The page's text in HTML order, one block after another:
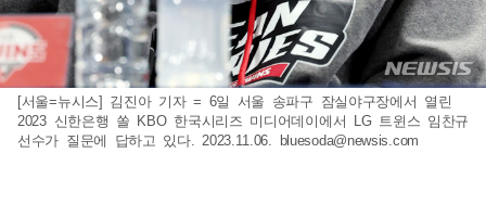
[서울=뉴시스] 김진아 기자 = 6일 서울 송파구 잠실야구장에서 열린
2023 신한은행 쏠 KBO 한국시리즈 미디어데이에서 LG 트윈스 임찬규
선수가 질문에 답하고 있다. 2023.11.06. bluesoda@newsis.com